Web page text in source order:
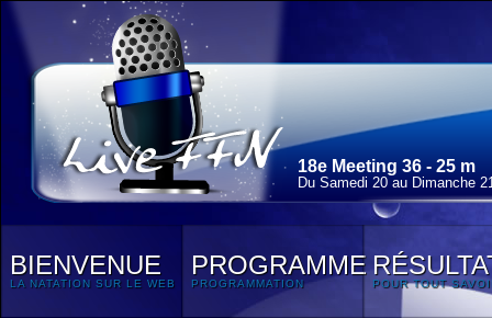
18e Meeting 36 - 25 m
Du Samedi 20 au Dimanche
BIENVENUE
LA NATATION SUR LE WEB
PROGRAMME
PROGRAMMATION POUR TOUT